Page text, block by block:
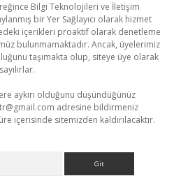
Bilgi Teknolojileri ve İletişim
bir Yer Sağlayıcı olarak hizmet
içerikleri proaktif olarak denetleme
bulunmamaktadır. Ancak, üyelerimiz
taşımakta olup, siteye üye olarak
aykırı olduğunu düşündüğünüz
adresine bildirmeniz
içerisinde sitemizden kaldırılacaktır.